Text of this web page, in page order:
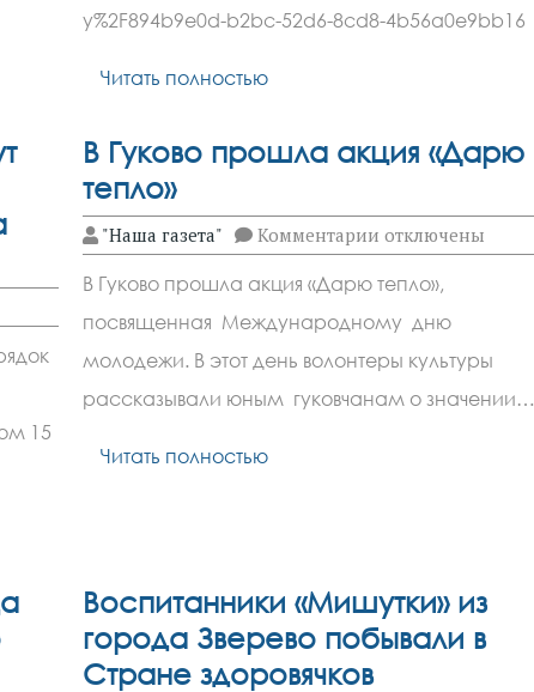
Юрий
y%2F894b9e0d-b2bc-52d6-8cd8-4b56a0e9bb16
Читать полностью
15
В Гуково прошла акция «Дарю
тепло»
"Наша газета" Комментарии к
записи
Гуково
прошла
акция
«Дарю
тепло»
отключены
В Гуково прошла акция «Дарю тепло»,
посвященная Международному дню
молодежи. В этот день волонтеры культуры
рассказывали юным гуковчанам о значении…
Читать полностью
Воспитанники «Мишутки» из
города Зверево побывали в
Стране здоровячков